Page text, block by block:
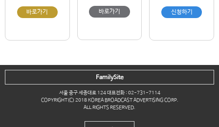
바로가기 바로가기 신청하기
서울 중구 세종대로 124 대표전화 : 02-731-7114
COPYRIGHT(C) 2018 KOREA BROADCAST ADVERTISING CORP.
ALL RIGHTS RESERVED.
FamilySite